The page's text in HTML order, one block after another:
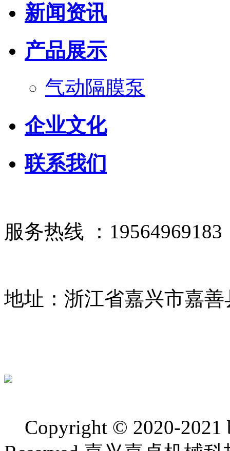
新闻资讯
产品展示
气动隔膜泵
企业文化
联系我们
服务热线 ：19564969183
地址：浙江省嘉兴市嘉
Copyright © 2020-2021